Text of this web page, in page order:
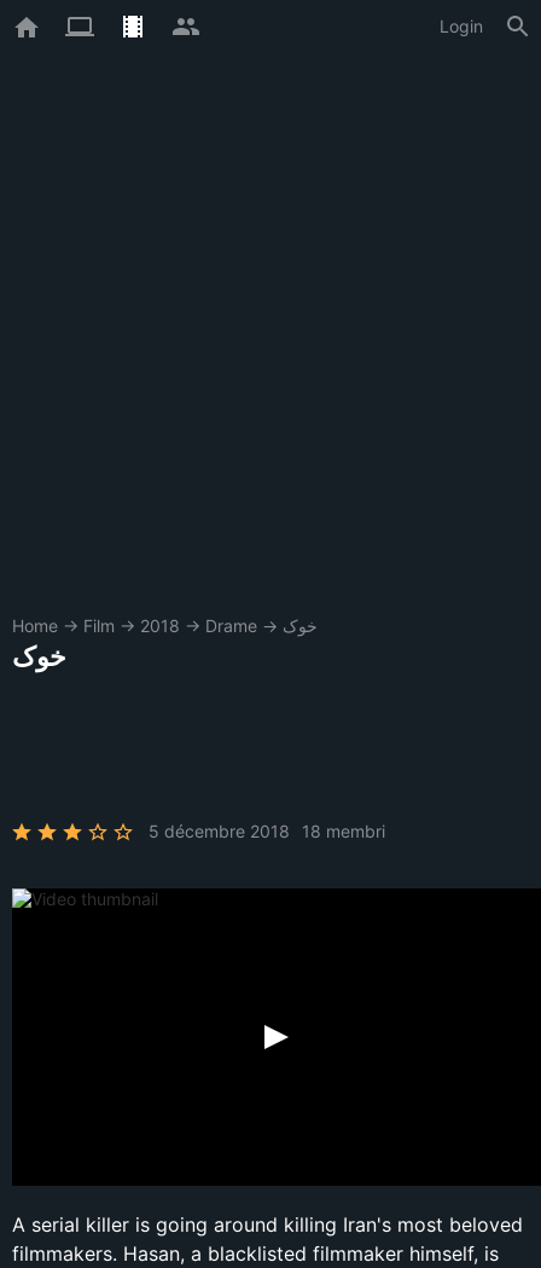
Login
Home → Film → 2018 → Drame → خوک
خوک
5 décembre 2018 18 membri
A serial killer is going around killing Iran's most beloved
filmmakers. Hasan, a blacklisted filmmaker himself, is